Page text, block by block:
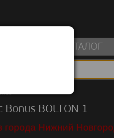
КАТАЛОГ
BOLTON 1
города Нижний